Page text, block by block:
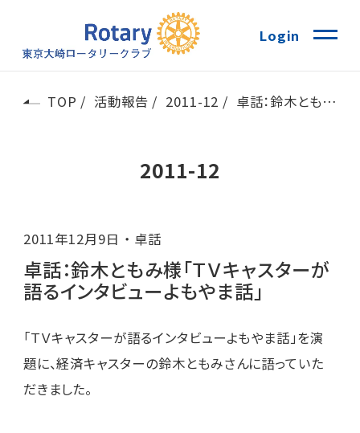
Login
TOP 活動報告 2011-12 卓話：鈴木ともみ様「ＴＶキャスターが語るインタビューよもやま話」
2011-12
2011年12月9日 卓話
卓話：鈴木ともみ様「ＴＶキャスターが
語るインタビューよもやま話」
「ＴＶキャスターが語るインタビューよもやま話」を演
題に、経済キャスターの鈴木ともみさんに語っていた
だきました。